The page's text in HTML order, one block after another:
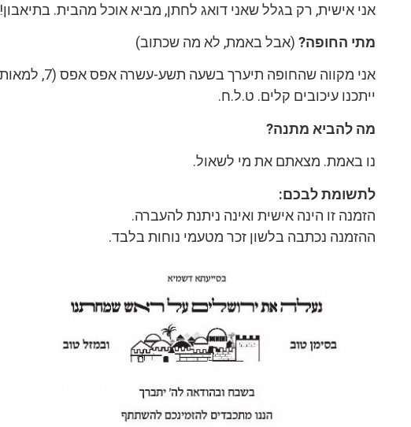
אני אישית, רק בגלל שאני דואג לחתן, מביא אוכל מהבית. בתיאבון!
מתי החופה? (אבל באמת, לא מה שכתוב)
אני מקווה שהחופה תיערך בשעה תשע-עשרה אפס אפס (7, למאותגרים).
ייתכנו עיכובים קלים. ט.ל.ח.
מה להביא מתנה?
נו באמת. מצאתם את מי לשאול.
לתשומת לבכם:
הזמנה זו הינה אישית ואינה ניתנת להעברה.
ההזמנה נכתבה בלשון זכר מטעמי נוחות בלבד.